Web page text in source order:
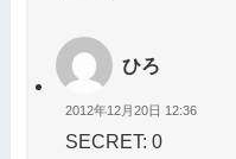
ひろ
2012年12月20日 12:36
SECRET: 0